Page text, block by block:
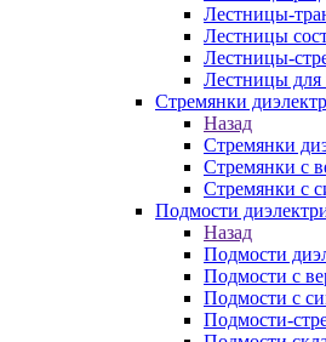
Лестницы-
Лестницы
Лестницы-
Лестницы
Стремянки
Назад
Стремянки
Стремянки с
Стремянки с
Подмости
Назад
Подмости
Подмости с
Подмости с
Подмости-